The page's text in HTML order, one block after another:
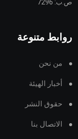
ص.ب: 7296
روابط متنوعة
من نحن
أخبار الهيئة
حقوق النشر
الاتصال بنا